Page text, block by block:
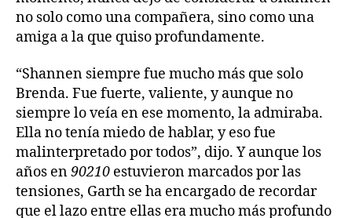
no solo como una compañera, sino como una
amiga a la que quiso profundamente.
“Shannen siempre fue mucho más que solo
Brenda. Fue fuerte, valiente, y aunque no
siempre lo veía en ese momento, la admiraba.
Ella no tenía miedo de hablar, y eso fue
malinterpretado por todos”, dijo. Y aunque los
años en90210 estuvieron marcados por las
tensiones, Garth se ha encargado de recordar
que el lazo entre ellas era mucho más profundo